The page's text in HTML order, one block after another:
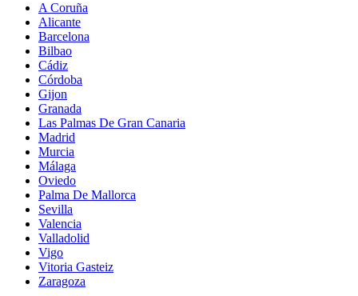
A Coruña
Alicante
Barcelona
Bilbao
Cádiz
Córdoba
Gijon
Granada
Las Palmas De Gran Canaria
Madrid
Murcia
Málaga
Oviedo
Palma De Mallorca
Sevilla
Valencia
Valladolid
Vigo
Vitoria Gasteiz
Zaragoza